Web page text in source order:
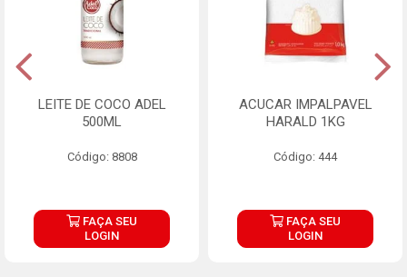
LEITE DE COCO ADEL
500ML
Código: 8808
FAÇA SEU
LOGIN
ACUCAR IMPALPAVEL
HARALD 1KG
Código: 444
FAÇA SEU
LOGIN